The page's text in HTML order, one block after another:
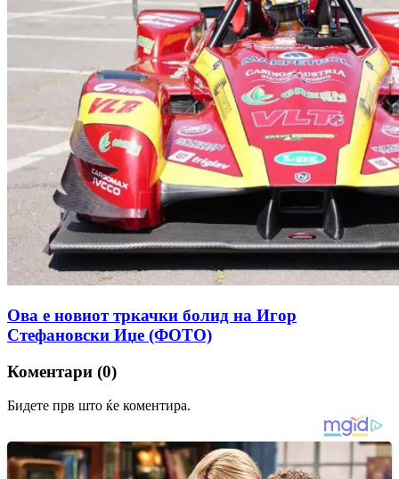
Ова е новиот тркачки болид на Игор
Стефановски Иџе (ФОТО)
Коментари (0)
Бидете прв што ќе коментира.